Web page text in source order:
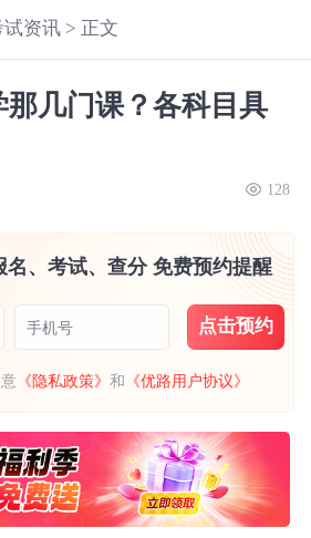
试资讯 > 正文
几门课？各科目具
128
名、考试、查分 免费预约提醒
手机号 点击预约
《隐私政策》和 《优路用户协议》